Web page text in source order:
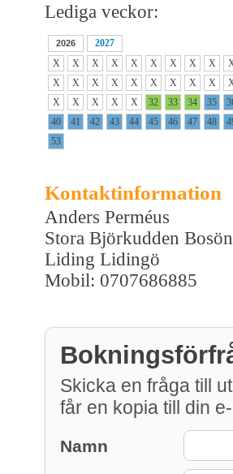
Lediga veckor:
2026
2027
X
X X X X X X X X
X
X X X X X X X X
X
X X X X 32 33 34 35
40
41 42 43 44 45 46 47 48
53
Kontaktinformation
Anders Perméus
Stora Björkudden Bosön
Liding Lidingö
Mobil: 0707686885
Skicka en fråga till
får en kopia till din
Namn